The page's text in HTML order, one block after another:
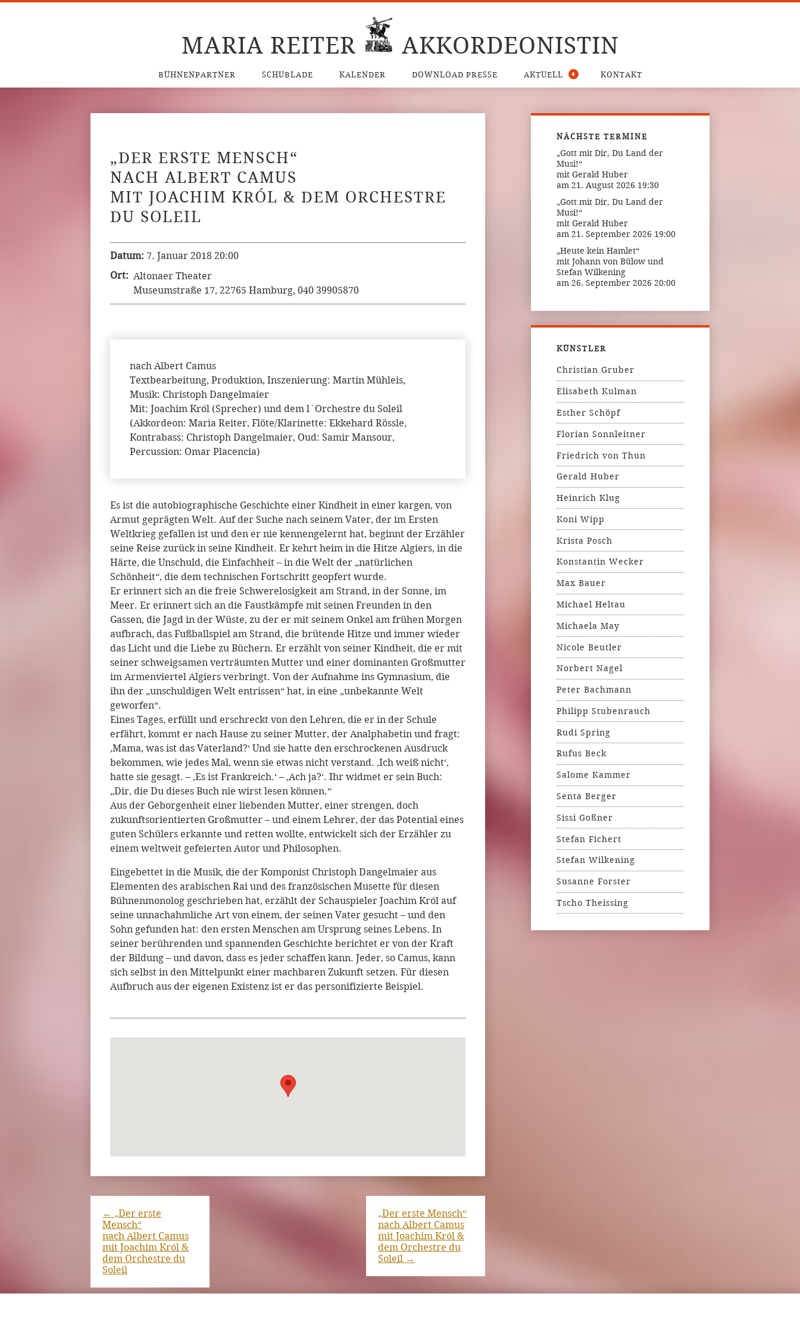
MARIA REITER AKKORDEONISTIN
BÜHNENPARTNER SCHUBLADE KALENDER DOWNLOAD PRESSE AKTUELL 4 KONTAKT
„DER ERSTE MENSCH“
NACH ALBERT CAMUS
MIT JOACHIM KRÓL & DEM ORCHESTRE
DU SOLEIL
Datum: 7. Januar 2018 20:00
Ort: Altonaer Theater
Museumstraße 17, 22765 Hamburg, 040 39905870
nach Albert Camus
Textbearbeitung, Produktion, Inszenierung: Martin Mühleis,
Musik: Christoph Dangelmaier
Mit: Joachim Król (Sprecher) und dem l´Orchestre du Soleil
(Akkordeon: Maria Reiter, Flöte/Klarinette: Ekkehard Rössle,
Kontrabass: Christoph Dangelmaier, Oud: Samir Mansour,
Percussion: Omar Placencia)
Es ist die autobiographische Geschichte einer Kindheit in einer kargen, von
Armut geprägten Welt. Auf der Suche nach seinem Vater, der im Ersten
Weltkrieg gefallen ist und den er nie kennengelernt hat, beginnt der Erzähler
seine Reise zurück in seine Kindheit. Er kehrt heim in die Hitze Algiers, in die
Härte, die Unschuld, die Einfachheit – in die Welt der „natürlichen
Schönheit“, die dem technischen Fortschritt geopfert wurde.
Er erinnert sich an die freie Schwerelosigkeit am Strand, in der Sonne, im
Meer. Er erinnert sich an die Faustkämpfe mit seinen Freunden in den
Gassen, die Jagd in der Wüste, zu der er mit seinem Onkel am frühen Morgen
aufbrach, das Fußballspiel am Strand, die brütende Hitze und immer wieder
das Licht und die Liebe zu Büchern. Er erzählt von seiner Kindheit, die er mit
seiner schweigsamen verträumten Mutter und einer dominanten Großmutter
im Armenviertel Algiers verbringt. Von der Aufnahme ins Gymnasium, die
ihn der „unschuldigen Welt entrissen“ hat, in eine „unbekannte Welt
geworfen“.
Eines Tages, erfüllt und erschreckt von den Lehren, die er in der Schule
erfährt, kommt er nach Hause zu seiner Mutter, der Analphabetin und fragt:
‚Mama, was ist das Vaterland?‘ Und sie hatte den erschrockenen Ausdruck
bekommen, wie jedes Mal, wenn sie etwas nicht verstand. ‚Ich weiß nicht‘,
hatte sie gesagt. – ‚Es ist Frankreich.‘ – ‚Ach ja?‘. Ihr widmet er sein Buch:
„Dir, die Du dieses Buch nie wirst lesen können.“
Aus der Geborgenheit einer liebenden Mutter, einer strengen, doch
zukunftsorientierten Großmutter – und einem Lehrer, der das Potential eines
guten Schülers erkannte und retten wollte, entwickelt sich der Erzähler zu
einem weltweit gefeierten Autor und Philosophen.
Eingebettet in die Musik, die der Komponist Christoph Dangelmaier aus
Elementen des arabischen Rai und des französischen Musette für diesen
Bühnenmonolog geschrieben hat, erzählt der Schauspieler Joachim Król auf
seine unnachahmliche Art von einem, der seinen Vater gesucht – und den
Sohn gefunden hat: den ersten Menschen am Ursprung seines Lebens. In
seiner berührenden und spannenden Geschichte berichtet er von der Kraft
der Bildung – und davon, dass es jeder schaffen kann. Jeder, so Camus, kann
sich selbst in den Mittelpunkt einer machbaren Zukunft setzen. Für diesen
Aufbruch aus der eigenen Existenz ist er das personifizierte Beispiel.
← „Der erste
Mensch“
nach Albert Camus
mit Joachim Król &
dem Orchestre du
Soleil
„Der erste Mensch“
nach Albert Camus
mit Joachim Król &
dem Orchestre du
Soleil →
NÄCHSTE TERMINE
„Gott mit Dir, Du Land der
Musi!“
mit Gerald Huber
am 21. August 2026 19:30
„Gott mit Dir, Du Land der
Musi!“
mit Gerald Huber
am 21. September 2026 19:00
„Heute kein Hamlet“
mit Johann von Bülow und
Stefan Wilkening
am 26. September 2026 20:00
KÜNSTLER
Christian Gruber
Elisabeth Kulman
Esther Schöpf
Florian Sonnleitner
Friedrich von Thun
Gerald Huber
Heinrich Klug
Koni Wipp
Krista Posch
Konstantin Wecker
Max Bauer
Michael Heltau
Michaela May
Nicole Beutler
Norbert Nagel
Peter Bachmann
Philipp Stubenrauch
Rudi Spring
Rufus Beck
Salome Kammer
Senta Berger
Sissi Goßner
Stefan Fichert
Stefan Wilkening
Susanne Forster
Tscho Theissing